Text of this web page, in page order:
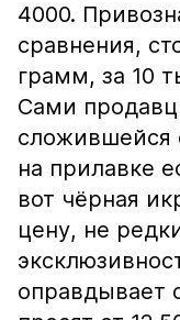
4000.
сравнения,
грамм, за 10
Сами
сложившейся
на прилавке
вот чёрная
цену, не
оправдывает